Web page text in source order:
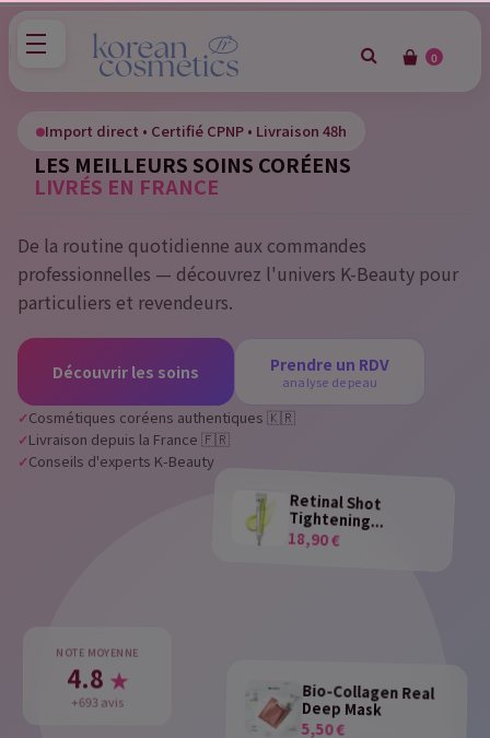
0
Import direct • Certifié CPNP • Livraison 48h
LES MEILLEURS SOINS CORÉENS
LIVRÉS EN FRANCE
De la routine quotidienne aux commandes
professionnelles — découvrez l'univers K-Beauty pour
particuliers et revendeurs.
Découvrir les soins Prendre un RDV
analyse de peau
Cosmétiques coréens authentiques 🇰🇷
Livraison depuis la France 🇫🇷
Conseils d'experts K-Beauty
Retinal Shot
Tightening...
18,90 €
Bio-Collagen Real
Deep Mask
5,50 €
NOTE MOYENNE
4.8 ★
+693 avis
Sign in
You need to be logged in to save products in your wish
list.
Cancel